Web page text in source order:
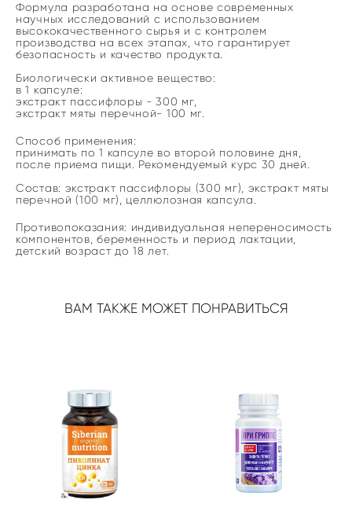
Формула разработана на основе современных
научных исследований с использованием
высококачественного сырья и с контролем
производства на всех этапах, что гарантирует
безопасность и качество продукта.
Биологически активное вещество:
в 1 капсуле:
экстракт пассифлоры - 300 мг,
экстракт мяты перечной- 100 мг.
Способ применения:
принимать по 1 капсуле во второй половине дня,
после приема пищи. Рекомендуемый курс 30 дней.
Состав: экстракт пассифлоры (300 мг), экстракт мяты
перечной (100 мг), целлюлозная капсула.
Противопоказания: индивидуальная непереносимость
компонентов, беременность и период лактации,
детский возраст до 18 лет.
ВАМ ТАКЖЕ МОЖЕТ ПОНРАВИТЬСЯ